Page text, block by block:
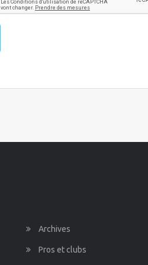
Archives
Pros et clubs